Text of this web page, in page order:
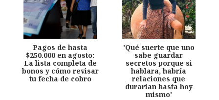
Pagos de hasta
$250.000 en agosto:
La lista completa de
bonos y cómo revisar
tu fecha de cobro
'Qué suerte que uno
sabe guardar
secretos porque si
hablara, habría
relaciones que
durarían hasta hoy
mismo'